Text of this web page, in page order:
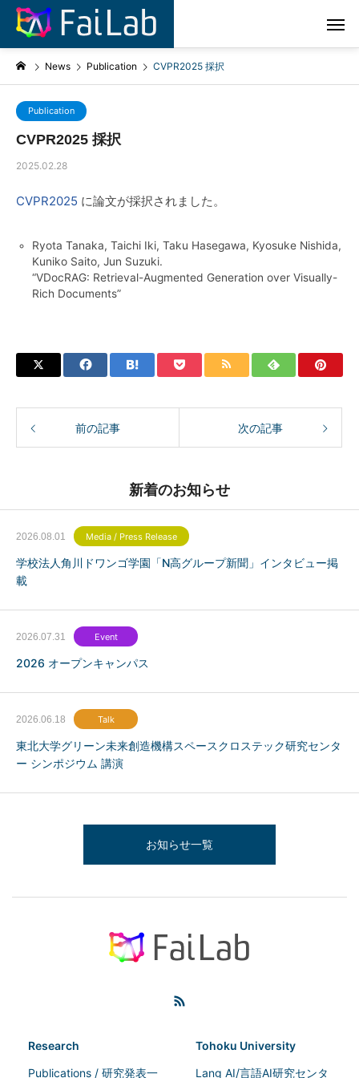
News Publication CVPR2025 採択
Publication
CVPR2025 採択
2025.02.28
CVPR2025 に論文が採択されました。
Ryota Tanaka, Taichi Iki, Taku Hasegawa, Kyosuke Nishida,
Kuniko Saito, Jun Suzuki.
“VDocRAG: Retrieval-Augmented Generation over Visually-
Rich Documents”
前の記事 次の記事
新着のお知らせ
2026.08.01 Media / Press Release
学校法人角川ドワンゴ学園「N高グループ新聞」インタビュー掲
載
2026.07.31 Event
2026 オープンキャンパス
2026.06.18 Talk
東北大学グリーン未来創造機構スペースクロステック研究センタ
ー シンポジウム 講演
お知らせ一覧
Research
Publications / 研究発表一
Tohoku University
Lang AI/言語AI研究センタ